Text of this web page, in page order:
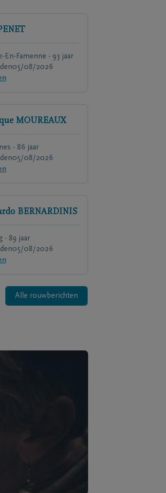
En-Famenne - 93 jaar
05/08/2026
MOUREAUX
- 86 jaar
05/08/2026
BERNARDINIS
- 89 jaar
05/08/2026
Alle rouwberichten